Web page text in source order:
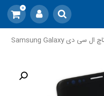
0
تاچ ال سی دی Samsung Galaxy